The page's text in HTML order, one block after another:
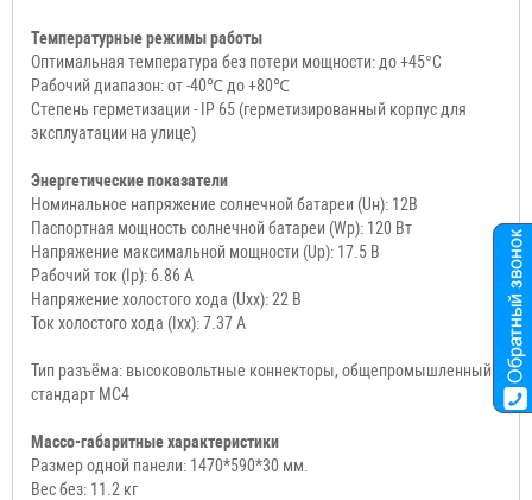
Температурные режимы работы
Оптимальная температура без потери мощности: до +45°C
Рабочий диапазон: от -40℃ до +80℃
Степень герметизации - IP 65 (герметизированный корпус для
эксплуатации на улице)
Энергетические показатели
Номинальное напряжение солнечной батареи (Uн): 12В
Паспортная мощность солнечной батареи (Wр): 120 Вт
Напряжение максимальной мощности (Up): 17.5 В
Рабочий ток (Ip): 6.86 А
Напряжение холостого хода (Uxx): 22 В
Ток холостого хода (Iхх): 7.37 А
Тип разъёма: высоковольтные коннекторы, общепромышленный
стандарт MC4
Массо-габаритные характеристики
Размер одной панели: 1470*590*30 мм.
Вес без: 11.2 кг